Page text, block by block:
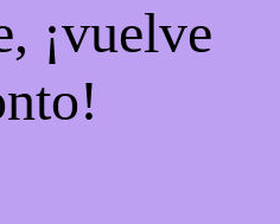
¡vuelve